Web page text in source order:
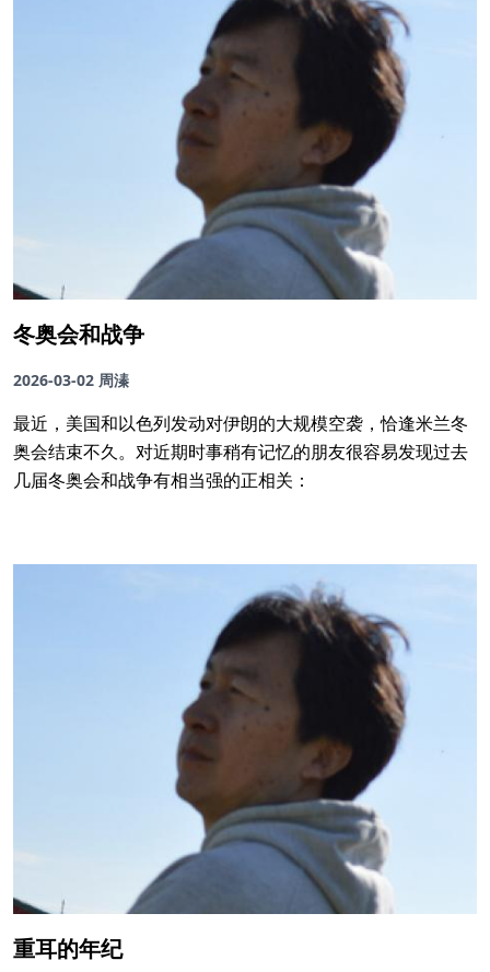
冬奥会和战争
2026-03-02 周溱
最近，美国和以色列发动对伊朗的大规模空袭，恰逢米兰冬
奥会结束不久。对近期时事稍有记忆的朋友很容易发现过去
几届冬奥会和战争有相当强的正相关：
重耳的年纪